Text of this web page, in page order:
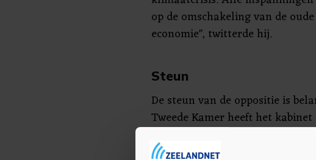
op de omschakeling van de
economie", twitterde hij.
Steun
De steun van de oppositie is
Tweede Kamer heeft het
investeringsfonds, waar al een